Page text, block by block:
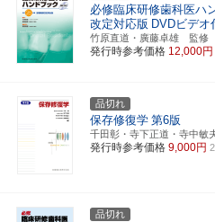
必修臨床研修歯科医ハ
改定対応版 DVDビデオ
竹原直道・廣藤卓雄 監修
発行時参考価格 12,000円
品切れ
保存修復学 第6版
千田彰・寺下正道・寺中
発行時参考価格 9,000円
品切れ